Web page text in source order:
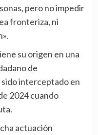
pero no impedir
fronteriza, ni
de
sido interceptado en
2024 cuando